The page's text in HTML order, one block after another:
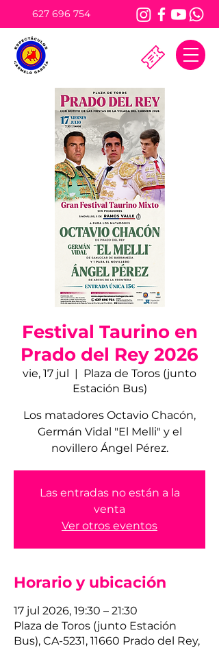
627 696 754
Festival Taurino en
Prado del Rey 2026
vie, 17 jul
  |
Plaza de Toros (junto
Estación Bus)
Los matadores Octavio Chacón,
Germán Vidal "El Melli" y el
novillero Ángel Pérez.
Las entradas no están a la
venta
Ver otros eventos
Horario y ubicación
17 jul 2026, 19:30 – 21:30
Plaza de Toros (junto Estación
Bus), CA-5231, 11660 Prado del Rey,